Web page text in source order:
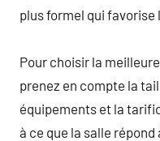
plus formel qui favorise
Pour choisir la
prenez en compte la
équipements et la
à ce que la salle